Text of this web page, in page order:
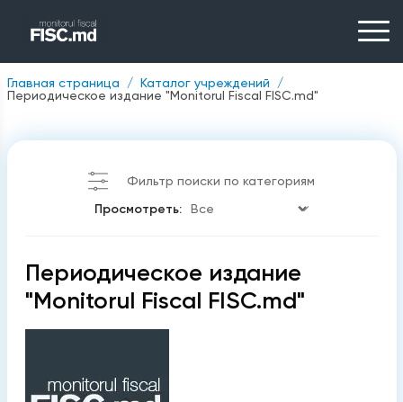
Главная страница
Каталог учреждений
Периодическое издание "Monitorul Fiscal FISC.md"
Фильтр поиски по категориям
Просмотреть:
Периодическое издание
"Monitorul Fiscal FISC.md"